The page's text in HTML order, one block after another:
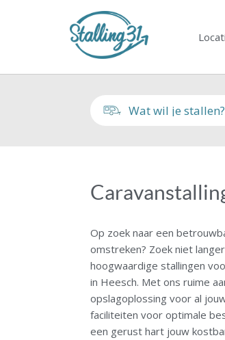
Op zoek naar een
omstreken? Zoek niet
hoogwaardige stallingen
in Heesch. Met ons ruime
opslagoplossing voor al
faciliteiten voor optimale
een gerust hart jouw